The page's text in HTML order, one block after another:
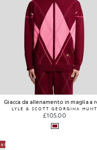
LYLE & SCOTT GEORGINA HUNT
£105.00
60% DI SCONTO